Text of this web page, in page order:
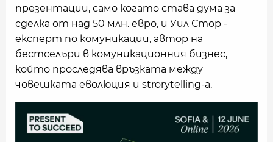
презентации, само когато става дума за
сделка от над 50 млн. евро, и Уил Стор -
експерт по комуникации, автор на
бестселъри в комуникационния бизнес,
който проследява връзката между
човешката еволюция и strorytelling-а.